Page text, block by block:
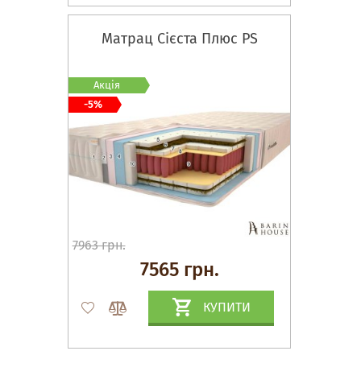
Матрац Сієста Плюс PS
7963 грн.
7565 грн.
КУПИТИ
Акція
-5%